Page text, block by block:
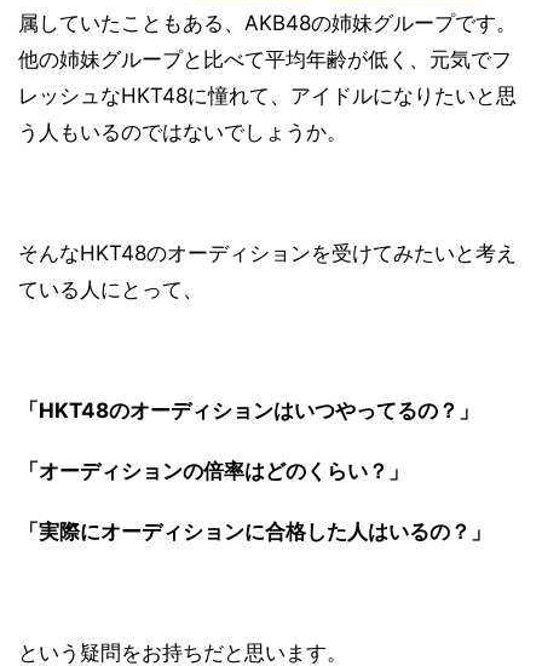
属していたこともある、AKB48の姉妹グループです。
他の姉妹グループと比べて平均年齢が低く、元気でフ
レッシュなHKT48に憧れて、アイドルになりたいと思
う人もいるのではないでしょうか。
そんなHKT48のオーディションを受けてみたいと考え
ている人にとって、
「HKT48のオーディションはいつやってるの？」
「オーディションの倍率はどのくらい？」
「実際にオーディションに合格した人はいるの？」
という疑問をお持ちだと思います。